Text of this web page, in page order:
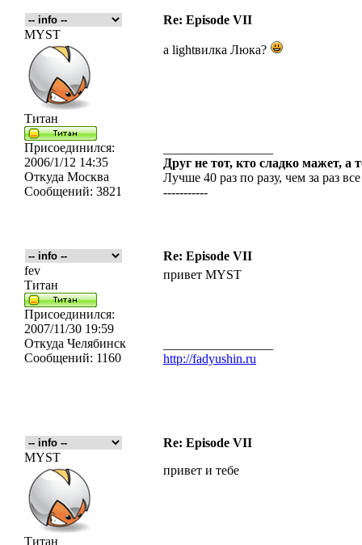
Re: Episode VII
MYST
Титан
Присоединился:
2006/1/12 14:35
Откуда Москва
Сообщений: 3821
а lightвилка Люка?
Друг не тот, кто сладко мажет, а
Лучше 40 раз по разу, чем за раз
-----------
Re: Episode VII
fev
Титан
Присоединился:
2007/11/30 19:59
Откуда Челябинск
Сообщений: 1160
привет MYST
http://fadyushin.ru
Re: Episode VII
MYST
Титан
привет и тебе